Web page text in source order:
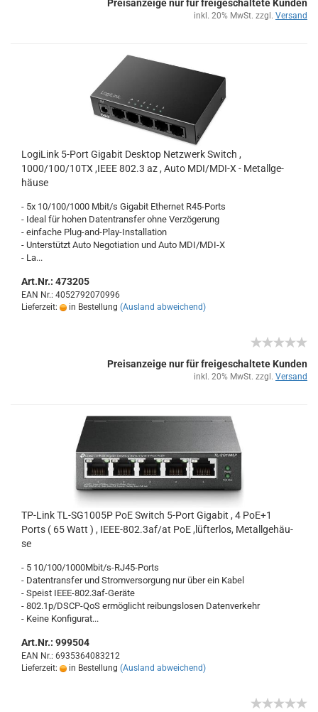
Preisanzeige nur für freigeschaltete Kunden
inkl. 20% MwSt. zzgl. Versand
Lo­gi­Link 5-​Port Gi­ga­bit Desk­top Netz­werk Switch ,
1000/100/10TX ,IEEE 802.3 az , Auto MDI/MDI-X - Me­tall­ge­
häu­se
- 5x 10/100/1000 Mbit/s Gi­ga­bit Ether­net R45-​Ports
- Ideal für hohen Da­ten­trans­fer ohne Ver­zö­ge­rung
- ein­fa­che Plug-​and-Play-Installation
- Un­ter­stützt Auto Nego­tia­ti­on und Auto MDI/MDI-X
- La...
Art.Nr.: 473205
EAN Nr.: 4052792070996
Lieferzeit:
in Bestellung (Ausland abweichend)
Preisanzeige nur für freigeschaltete Kunden
inkl. 20% MwSt. zzgl. Versand
TP-​Link TL-​SG1005P PoE Switch 5-​Port Gi­ga­bit , 4 PoE+1
Ports ( 65 Watt ) , IEEE-​802.3af/at PoE ,lüf­t­er­los, Me­tall­ge­häu­
se
- 5 10/100/1000Mbit/s-​RJ45-Ports
- Da­ten­trans­fer und Strom­ver­sor­gung nur über ein Kabel
- Speist IEEE-​802.3af-​Geräte
- 802.1p/DSCP-​QoS er­mög­licht rei­bungs­lo­sen Da­ten­ver­kehr
- Keine Kon­fi­gu­rat...
Art.Nr.: 999504
EAN Nr.: 6935364083212
Lieferzeit:
in Bestellung (Ausland abweichend)